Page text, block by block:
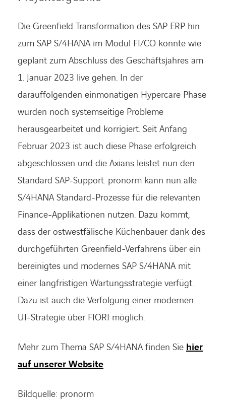
Die Greenfield Transformation des SAP ERP hin
zum SAP S/4HANA im Modul FI/CO konnte wie
geplant zum Abschluss des Geschäftsjahres am
1. Januar 2023 live gehen. In der
darauffolgenden einmonatigen Hypercare Phase
wurden noch systemseitige Probleme
herausgearbeitet und korrigiert. Seit Anfang
Februar 2023 ist auch diese Phase erfolgreich
abgeschlossen und die Axians leistet nun den
Standard SAP-Support. pronorm kann nun alle
S/4HANA Standard-Prozesse für die relevanten
Finance-Applikationen nutzen. Dazu kommt,
dass der ostwestfälische Küchenbauer dank des
durchgeführten Greenfield-Verfahrens über ein
bereinigtes und modernes SAP S/4HANA mit
einer langfristigen Wartungsstrategie verfügt.
Dazu ist auch die Verfolgung einer modernen
UI-Strategie über FIORI möglich.
Mehr zum Thema SAP S/4HANA finden Sie hier
auf unserer Website.
Bildquelle: pronorm